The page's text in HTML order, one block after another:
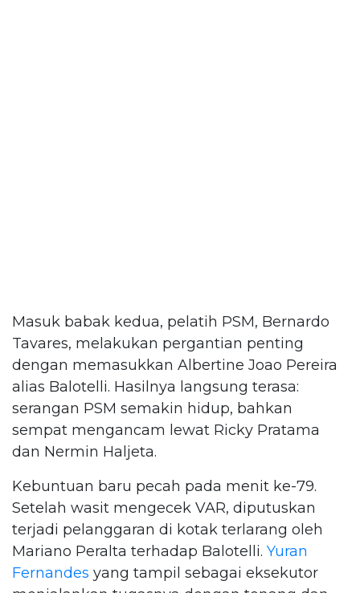
Masuk babak kedua, pelatih PSM, Bernardo
Tavares, melakukan pergantian penting
dengan memasukkan Albertine Joao Pereira
alias Balotelli. Hasilnya langsung terasa:
serangan PSM semakin hidup, bahkan
sempat mengancam lewat Ricky Pratama
dan Nermin Haljeta.
Kebuntuan baru pecah pada menit ke-79.
Setelah wasit mengecek VAR, diputuskan
terjadi pelanggaran di kotak terlarang oleh
Mariano Peralta terhadap Balotelli. Yuran
Fernandes yang tampil sebagai eksekutor